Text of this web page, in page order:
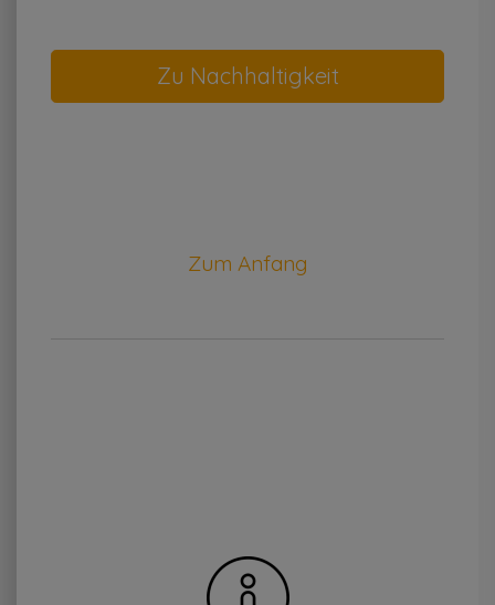
Zum Anfang